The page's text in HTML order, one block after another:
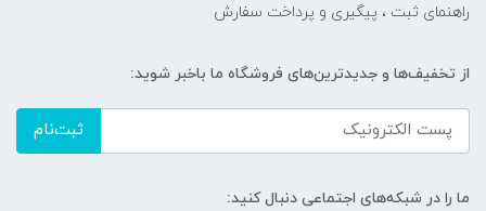
راهنمای ثبت ، پیگیری و پرداخت سفارش
از تخفیف‌ها و جدیدترین‌های فروشگاه ما باخبر شوید:
ثبت‌نام
ما را در شبکه‌های اجتماعی دنبال کنید: